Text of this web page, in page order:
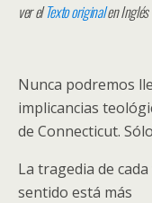
ver elTexto originalen Inglés
Nunca podremos
implicancias
de Connecticut.
La tragedia de
sentido está más